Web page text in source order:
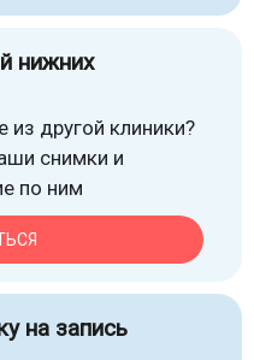
нижних
из другой клиники?
снимки и
по ним
на запись